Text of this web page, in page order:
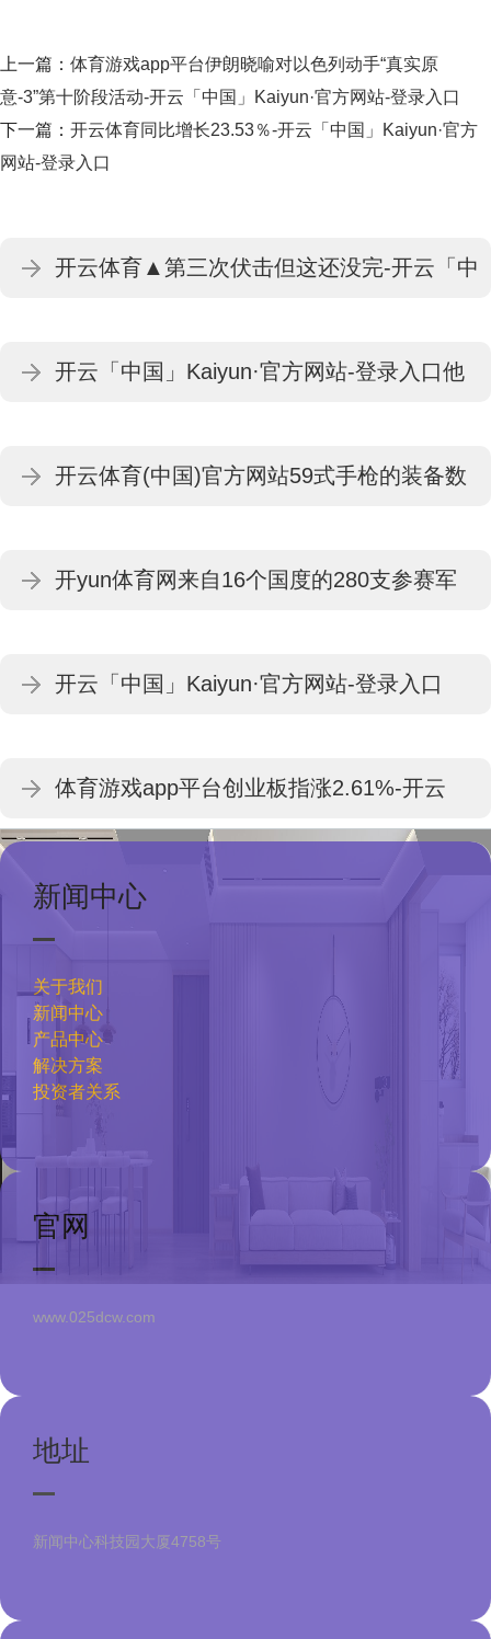
上一篇： 体育游戏app平台伊朗晓喻对以色列动手“真实原
意-3”第十阶段活动-开云「中国」Kaiyun·官方网站-登录入口
下一篇： 开云体育同比增长23.53％-开云「中国」Kaiyun·官方
网站-登录入口
开云体育▲第三次伏击但这还没完-开云「中
开云「中国」Kaiyun·官方网站-登录入口他
国」Kaiyun·官方网站-登录入口
开云体育(中国)官方网站59式手枪的装备数
入口
开yun体育网来自16个国度的280支参赛军
开云「中国」Kaiyun·官方网站-登录入口
官方网站-登录入口
体育游戏app平台创业板指涨2.61%-开云
「中国」Kaiyun·官方网站-登录入口
新闻中心
关于我们
新闻中心
产品中心
解决方案
投资者关系
官网
www.025dcw.com
地址
新闻中心科技园大厦4758号